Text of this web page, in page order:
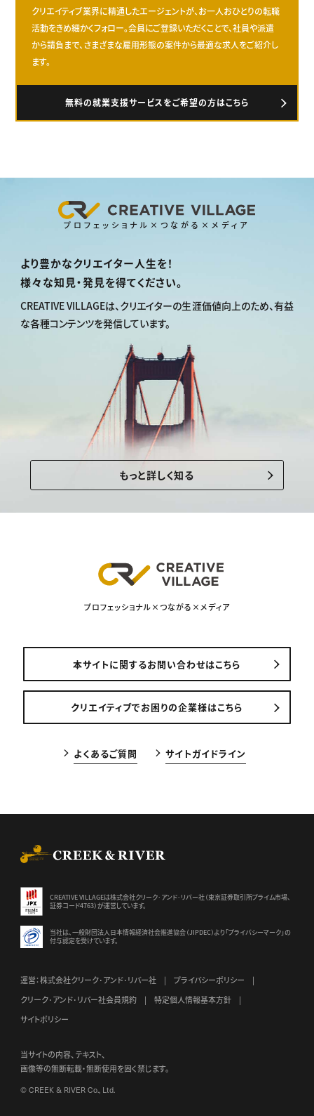
クリエイティブ業界に精通したエージェントが、お一人おひとりの転職
活動をきめ細かくフォロー。会員にご登録いただくことで、社員や派遣
から請負まで、さまざまな雇用形態の案件から最適な求人をご紹介し
ます。
無料の就業支援サービスをご希望の方はこちら
プロフェッショナル×つながる×メディア
より豊かなクリエイター人生を！
様々な知見・発見を得てください。
CREATIVE VILLAGEは、 クリエイターの生涯価値向上のため、有益
な各種コンテンツを発信しています。
もっと詳しく知る
プロフェッショナル×つながる×メディア
本サイトに関するお問い合わせはこちら
クリエイティブでお困りの企業様はこちら
よくあるご質問 サイトガイドライン
CREATIVE VILLAGEは株式会社クリーク･アンド･リバー社（東京証券取引所プライム市場、
証券コード4763）が運営しています。
当社は、一般財団法人日本情報経済社会推進協会（JIPDEC）より 「プライバシーマーク」の
付与認定を受けています。
運営：株式会社クリーク･アンド･リバー社
プライバシーポリシー
クリーク･アンド･リバー社会員規約
特定個人情報基本方針
サイトポリシー
当サイトの内容、テキスト、
画像等の無断転載・無断使用を固く禁じます。
© CREEK & RIVER Co., Ltd.